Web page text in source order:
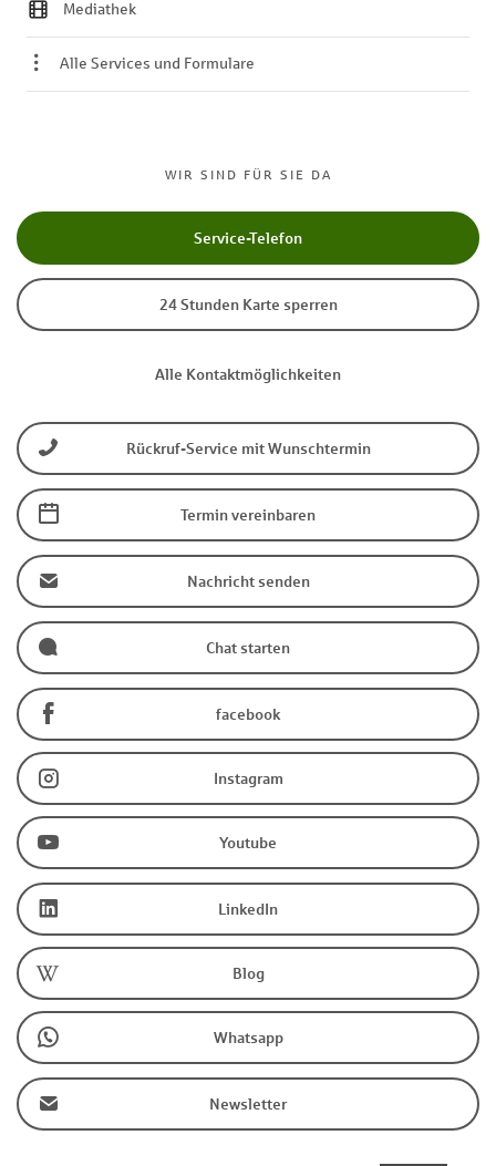
WIR SIND FÜR SIE DA
Service-Telefon
24 Stunden Karte sperren
Alle Kontaktmöglichkeiten
Rückruf-Service mit Wunschtermin
Termin vereinbaren
Nachricht senden
Chat starten
facebook
Instagram
Youtube
LinkedIn
Blog
Whatsapp
Newsletter
Mediathek
Alle Services und Formulare